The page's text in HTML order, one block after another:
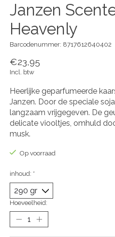
Janzen
Heavenly
Barcodenummer: 8717612640402
€23,95
Incl. btw
Heerlijke geparfumeerde
Janzen. Door de speciale
langzaam vrijgegeven. De
delicate viooltjes, omhuld
musk.
Op voorraad
inhoud: *
Hoeveelheid: